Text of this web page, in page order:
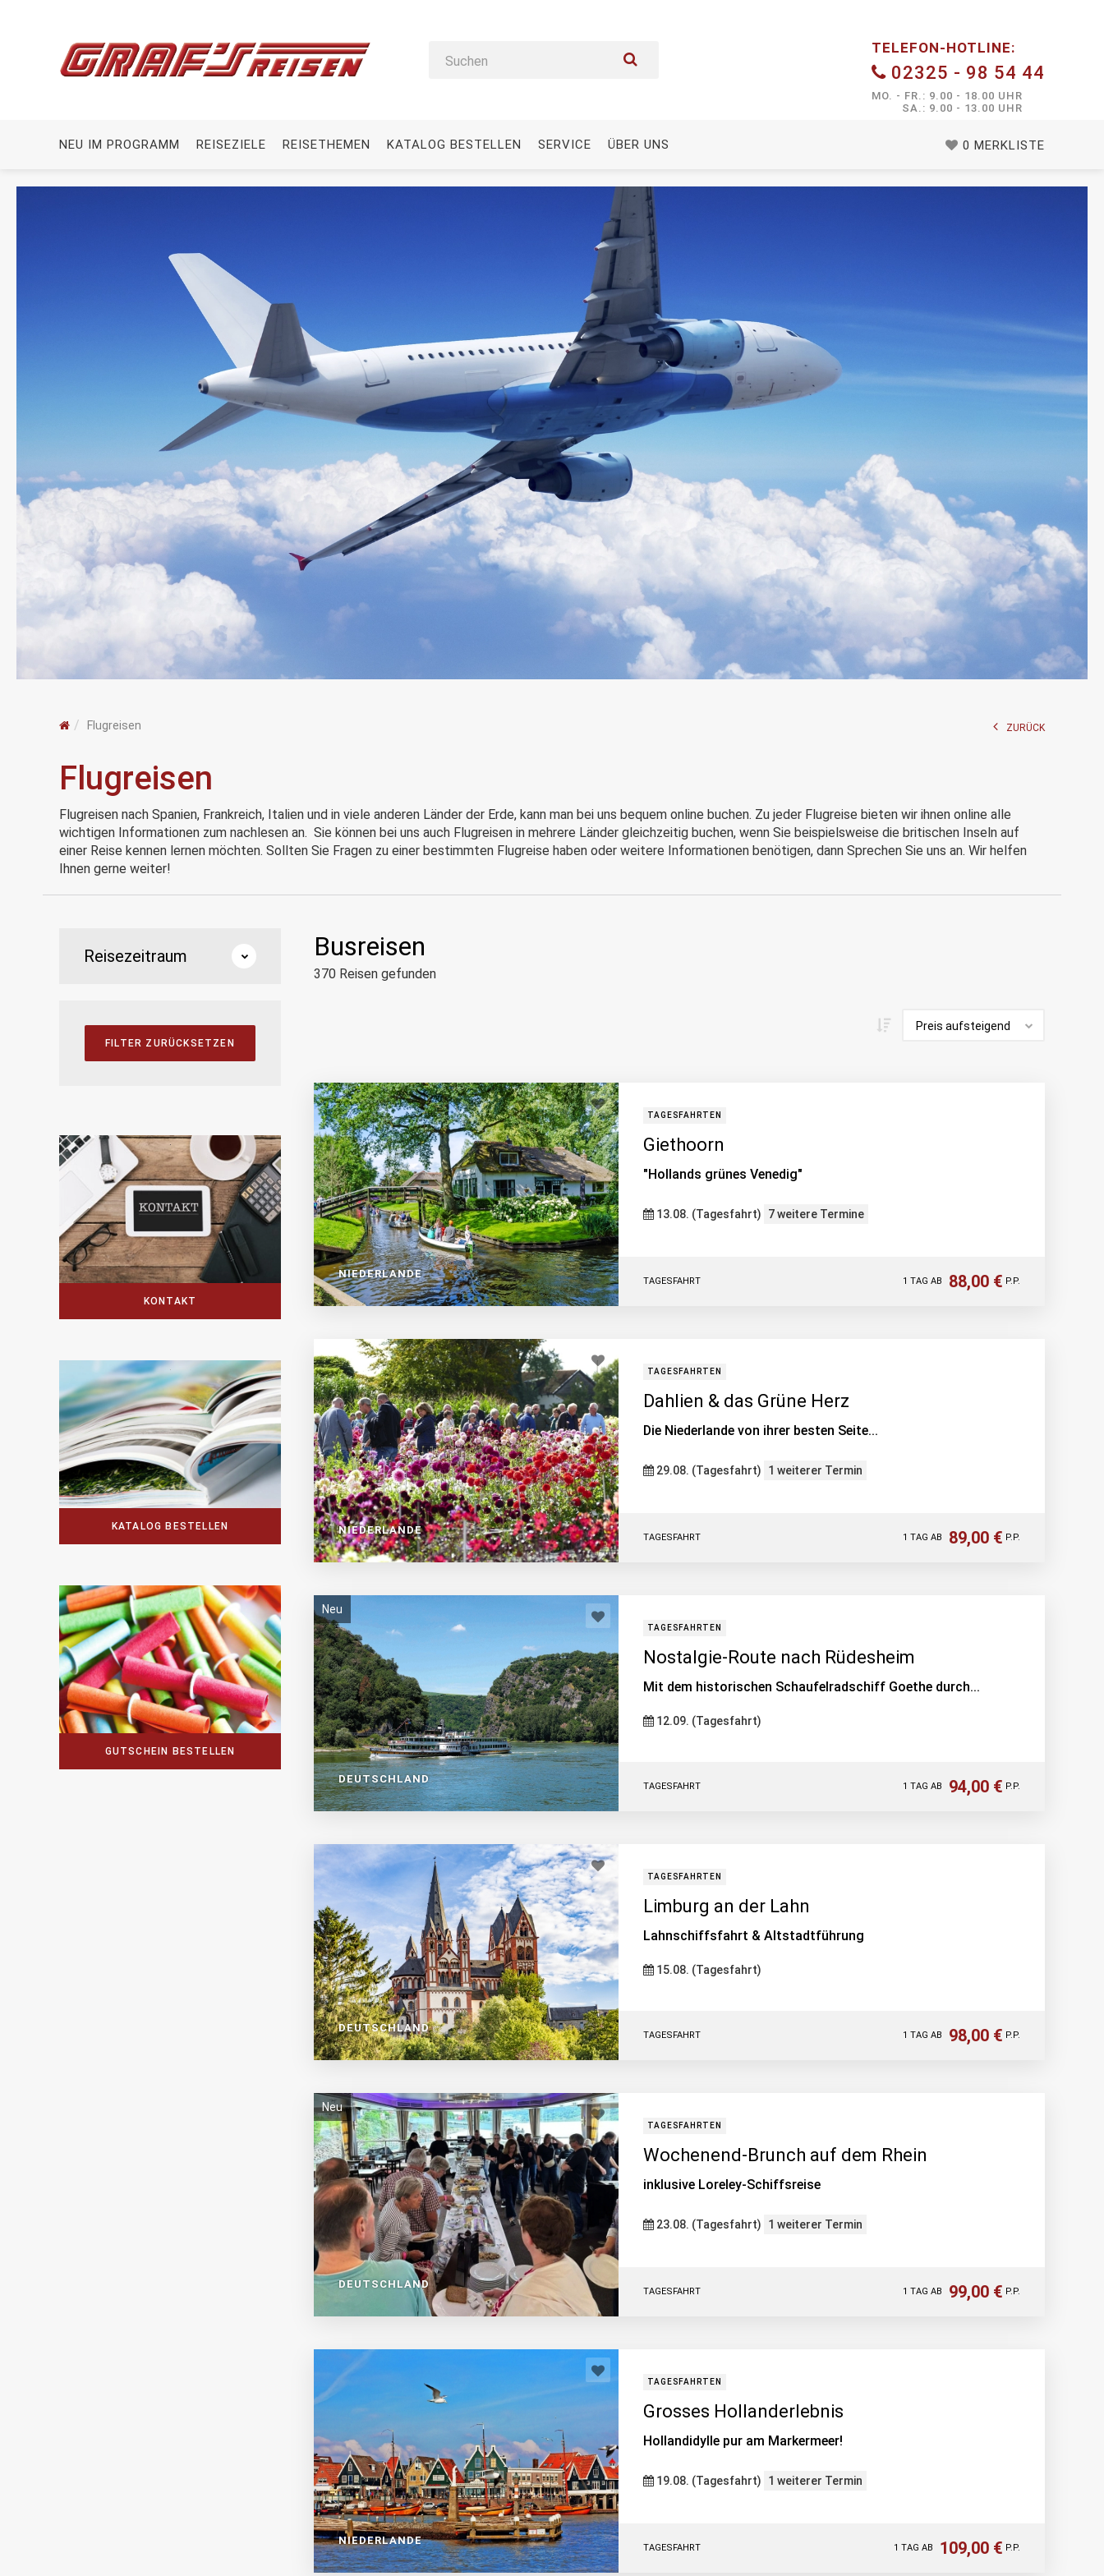
0 MERKLISTE
TELEFON-HOTLINE:
02325 - 98 54 44
MO. - FR.: 9.00 - 18.00 UHR
SA.: 9.00 - 13.00 UHR
NEU IM PROGRAMM REISEZIELE REISETHEMEN KATALOG BESTELLEN SERVICE ÜBER UNS
Flugreisen ZURÜCK
Flugreisen
Flugreisen nach Spanien, Frankreich, Italien und in viele anderen Länder der Erde, kann man bei uns bequem online buchen. Zu jeder Flugreise bieten wir ihnen online alle
wichtigen Informationen zum nachlesen an. Sie können bei uns auch Flugreisen in mehrere Länder gleichzeitig buchen, wenn Sie beispielsweise die britischen Inseln auf
einer Reise kennen lernen möchten. Sollten Sie Fragen zu einer bestimmten Flugreise haben oder weitere Informationen benötigen, dann Sprechen Sie uns an. Wir helfen
Ihnen gerne weiter!
Reisezeitraum
KONTAKT
KATALOG BESTELLEN
GUTSCHEIN BESTELLEN
Busreisen
370 Reisen gefunden
NIEDERLANDE
TAGESFAHRTEN
Giethoorn
"Hollands grünes Venedig"
13.08. (Tagesfahrt) 7 weitere Termine
1 TAG AB 88,00 € P.P.
TAGESFAHRT
NIEDERLANDE
TAGESFAHRTEN
Dahlien & das Grüne Herz
Die Niederlande von ihrer besten Seite...
29.08. (Tagesfahrt) 1 weiterer Termin
1 TAG AB 89,00 € P.P.
TAGESFAHRT
Neu
DEUTSCHLAND
TAGESFAHRTEN
Nostalgie-Route nach Rüdesheim
Mit dem historischen Schaufelradschiff Goethe durch...
12.09. (Tagesfahrt)
1 TAG AB 94,00 € P.P.
TAGESFAHRT
DEUTSCHLAND
TAGESFAHRTEN
Limburg an der Lahn
Lahnschiffsfahrt & Altstadtführung
15.08. (Tagesfahrt)
1 TAG AB 98,00 € P.P.
TAGESFAHRT
Neu
DEUTSCHLAND
TAGESFAHRTEN
Wochenend-Brunch auf dem Rhein
inklusive Loreley-Schiffsreise
23.08. (Tagesfahrt) 1 weiterer Termin
1 TAG AB 99,00 € P.P.
TAGESFAHRT
NIEDERLANDE
TAGESFAHRTEN
Grosses Hollanderlebnis
Hollandidylle pur am Markermeer!
19.08. (Tagesfahrt) 1 weiterer Termin
1 TAG AB 109,00 € P.P.
TAGESFAHRT